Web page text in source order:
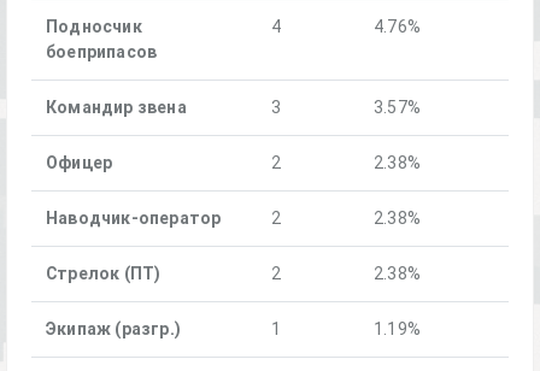
Подносчик
боеприпасов
4 4.76%
Командир звена 3 3.57%
Офицер 2 2.38%
Наводчик-оператор 2 2.38%
Стрелок (ПТ) 2 2.38%
Экипаж (разгр.) 1 1.19%